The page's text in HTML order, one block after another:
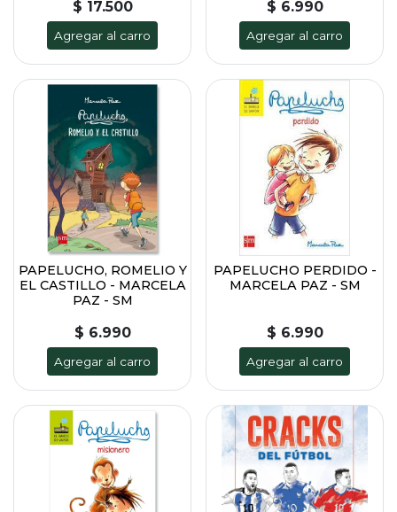
$ 17.500
Agregar al carro
$ 6.990
Agregar al carro
PAPELUCHO, ROMELIO Y
EL CASTILLO - MARCELA
PAZ - SM
$ 6.990
Agregar al carro
PAPELUCHO PERDIDO -
MARCELA PAZ - SM
$ 6.990
Agregar al carro